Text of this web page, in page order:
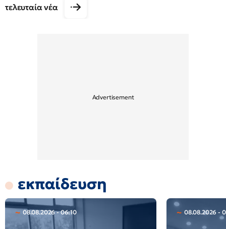
τελευταία νέα
εκπαίδευση
08.08.2026 - 06:10 08.08.2026 -